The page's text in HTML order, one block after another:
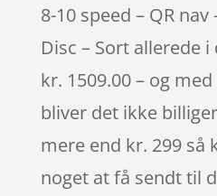
8-10 speed – QR
Disc – Sort allerede
kr. 1509.00 – og
bliver det ikke
mere end kr. 299 så
noget at få sendt til